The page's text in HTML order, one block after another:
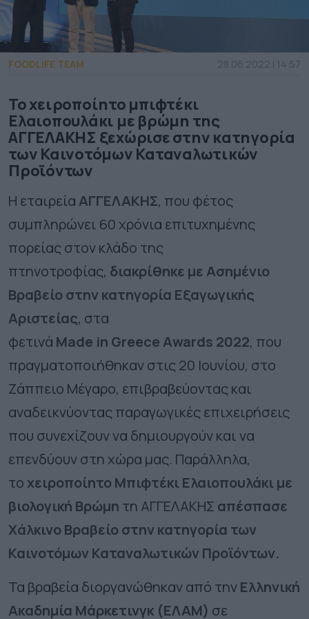
FOODLIFE TEAM 28.06.2022 | 14:57
Το χειροποίητο μπιφτέκι
Ελαιοπουλάκι με βρώμη της
ΑΓΓΕΛΑΚΗΣ ξεχώρισε στην κατηγορία
των Καινοτόμων Καταναλωτικών
Προϊόντων
Η εταιρεία ΑΓΓΕΛΑΚΗΣ, που φέτος
συμπληρώνει 60 χρόνια επιτυχημένης
πορείας στον κλάδο της
πτηνοτροφίας, διακρίθηκε με Ασημένιο
Βραβείο στην κατηγορία Εξαγωγικής
Αριστείας, στα
φετινά Made in Greece Αwards 2022, που
πραγματοποιήθηκαν στις 20 Ιουνίου, στο
Ζάππειο Μέγαρο, επιβραβεύοντας και
αναδεικνύοντας παραγωγικές επιχειρήσεις
που συνεχίζουν να δημιουργούν και να
επενδύουν στη χώρα μας. Παράλληλα,
το χειροποίητο Μπιφτέκι Ελαιοπουλάκι με
βιολογική Βρώμη τη ΑΓΓΕΛΑΚΗΣ απέσπασε
Χάλκινο Βραβείο στην κατηγορία των
Καινοτόμων Καταναλωτικών Προϊόντων.
Τα βραβεία διοργανώθηκαν από τηνΕλληνική
Ακαδημία Μάρκετινγκ (ΕΛΑΜ) σε